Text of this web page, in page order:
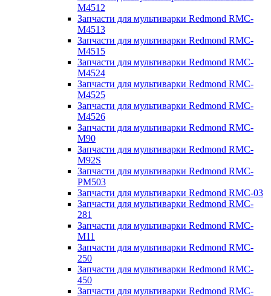
M4512
Запчасти для мультиварки Redmond RMC-
M4513
Запчасти для мультиварки Redmond RMC-
M4515
Запчасти для мультиварки Redmond RMC-
M4524
Запчасти для мультиварки Redmond RMC-
M4525
Запчасти для мультиварки Redmond RMC-
M4526
Запчасти для мультиварки Redmond RMC-
M90
Запчасти для мультиварки Redmond RMC-
M92S
Запчасти для мультиварки Redmond RMC-
PM503
Запчасти для мультиварки Redmond RMC-03
Запчасти для мультиварки Redmond RMC-
281
Запчасти для мультиварки Redmond RMC-
M11
Запчасти для мультиварки Redmond RMC-
250
Запчасти для мультиварки Redmond RMC-
450
Запчасти для мультиварки Redmond RMC-